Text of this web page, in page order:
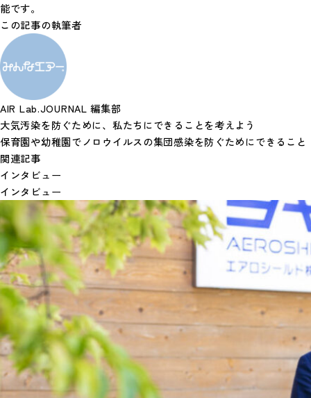
能です。
この記事の執筆者
AIR Lab.JOURNAL 編集部
大気汚染を防ぐために、私たちにできることを考えよう
保育園や幼稚園でノロウイルスの集団感染を防ぐためにできること
関連記事
インタビュー
インタビュー